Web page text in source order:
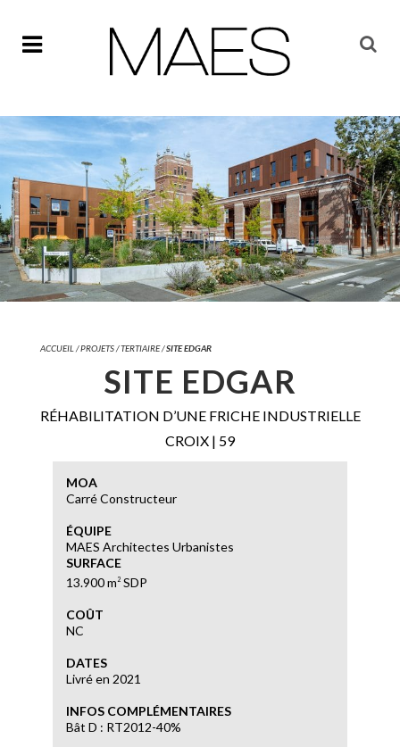
ACCUEIL /PROJETS/TERTIAIRE/SITE EDGAR
SITE EDGAR
RÉHABILITATION D’UNE FRICHE INDUSTRIELLE
CROIX | 59
MOA
Carré Constructeur
ÉQUIPE
MAES Architectes Urbanistes
SURFACE
13.900 m 2 SDP
COÛT
NC
DATES
Livré en 2021
INFOS COMPLÉMENTAIRES
Bât D : RT2012-40%